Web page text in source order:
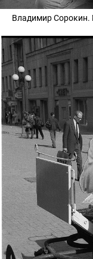
Владимир Соpoкин.